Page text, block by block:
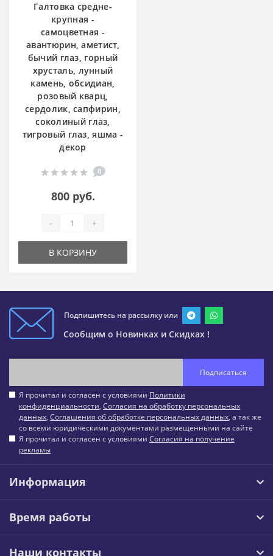
Галтовка средне-
крупная -
самоцветная -
авантюрин, аметист,
бычий глаз, горный
хрусталь, лунный
камень, обсидиан,
розовый кварц,
сердолик, сапфирин,
соколиный глаз,
тигровый глаз, яшма -
декор
0
800 руб.
- +
В КОРЗИНУ
Подпишитесь на рассылку или
Сообщим о Новинках и Скидках !
Подписаться
Я прочитал и согласен с условиями Политики
конфиденциальности, Согласия на обработку персональных
данных, Соглашения об обработке персональных данных, а так же
со всеми юридическими документами размещенными на сайте
Я прочитал и согласен с условиями Согласия на получение
рекламы
Информация
Время работы
Наши контакты